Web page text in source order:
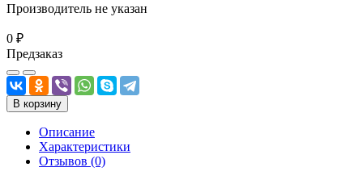
Производитель не указан
0 ₽
Предзаказ
В корзину
Описание
Характеристики
Отзывов (0)